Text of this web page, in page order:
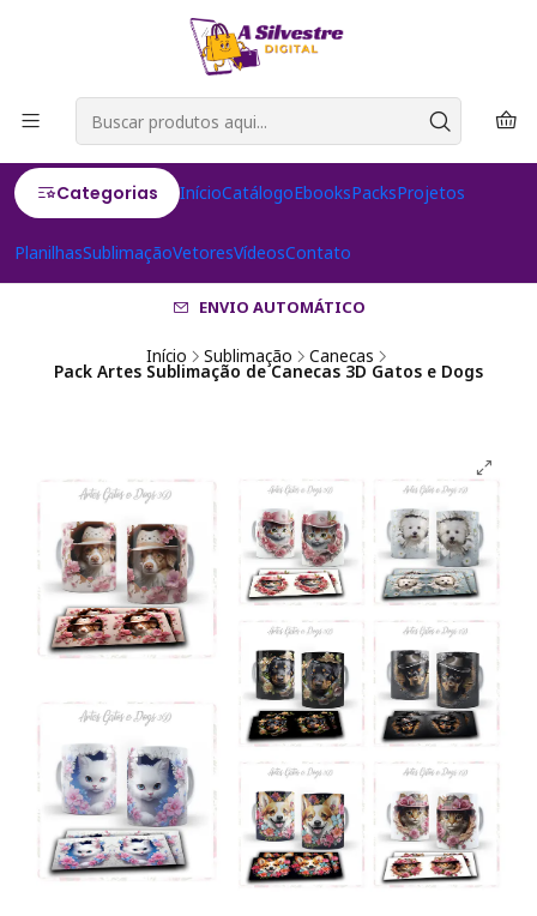
Categorias InícioCatálogoEbooksPacksProjetos
PlanilhasSublimaçãoVetoresVídeosContato
ENVIO AUTOMÁTICO
Início Sublimação Canecas
Pack Artes Sublimação de Canecas 3D Gatos e Dogs